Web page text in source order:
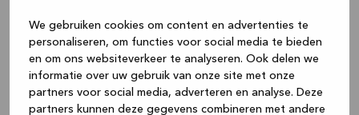
We gebruiken cookies om content en advertenties te
personaliseren, om functies voor social media te bieden
en om ons websiteverkeer te analyseren. Ook delen we
informatie over uw gebruik van onze site met onze
partners voor social media, adverteren en analyse. Deze
partners kunnen deze gegevens combineren met andere